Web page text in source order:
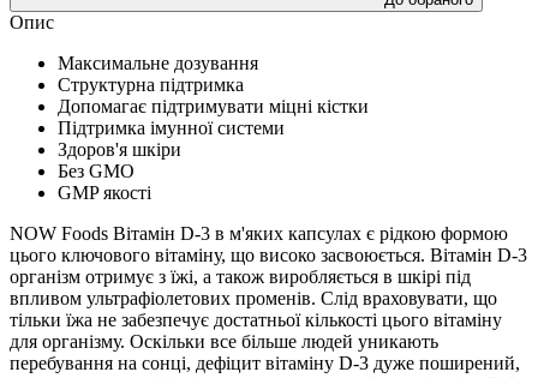
Опис
Максимальне дозування
Структурна підтримка
Допомагає підтримувати міцні кістки
Підтримка імунної системи
Здоров'я шкіри
Без GMO
GMP якості
NOW Foods Вітамін D-3 в м'яких капсулах є рідкою формою
цього ключового вітаміну, що високо засвоюється. Вітамін D-3
організм отримує з їжі, а також виробляється в шкірі під
впливом ультрафіолетових променів. Слід враховувати, що
тільки їжа не забезпечує достатньої кількості цього вітаміну
для організму. Оскільки все більше людей уникають
перебування на сонці, дефіцит вітаміну D-3 дуже поширений,